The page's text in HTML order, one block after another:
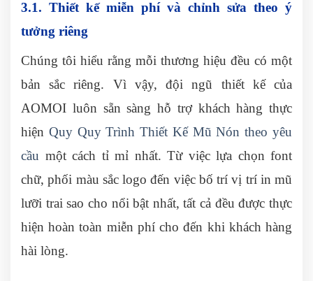
3.1. Thiết kế miễn phí và chỉnh sửa theo ý
tưởng riêng
Chúng tôi hiểu rằng mỗi thương hiệu đều có một
bản sắc riêng. Vì vậy, đội ngũ thiết kế của
AOMOI luôn sẵn sàng hỗ trợ khách hàng thực
hiện Quy Quy Trình Thiết Kế Mũ Nón theo yêu
cầu một cách tỉ mỉ nhất. Từ việc lựa chọn font
chữ, phối màu sắc logo đến việc bố trí vị trí in mũ
lưỡi trai sao cho nổi bật nhất, tất cả đều được thực
hiện hoàn toàn miễn phí cho đến khi khách hàng
hài lòng.